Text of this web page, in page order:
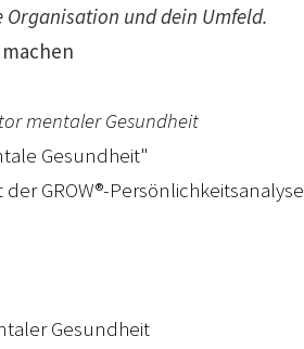
Organisation und dein Umfeld.
mentaler Gesundheit
Gesundheit"
GROW®-Persönlichkeitsanalyse
Gesundheit